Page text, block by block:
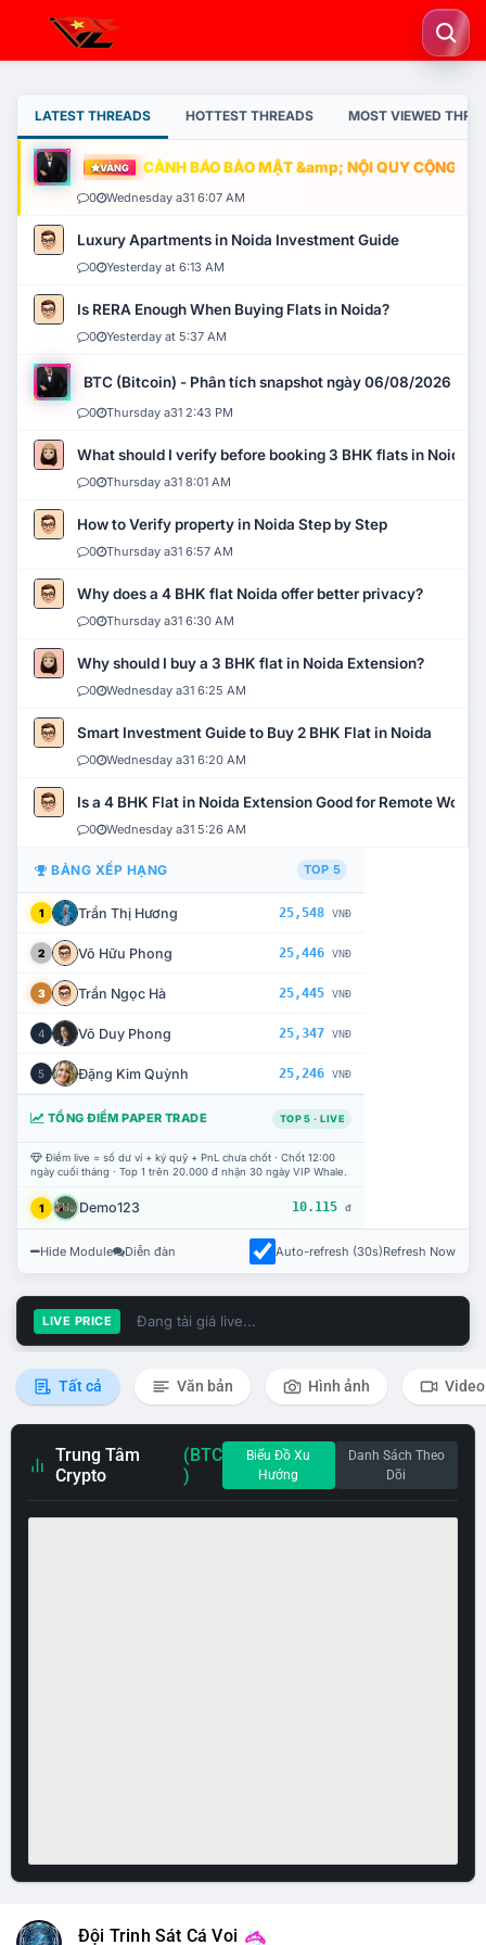
LATEST THREADS HOTTEST THREADS MOST VIEWED
VÀNG CẢNH BÁO BẢO MẬT &amp; NỘI QUY CỘNG
0 Wednesday a31 6:07 AM
Luxury Apartments in Noida Investment Guide
0 Yesterday at 6:13 AM
Is RERA Enough When Buying Flats in Noida?
0 Yesterday at 5:37 AM
BTC (Bitcoin) - Phân tích snapshot ngày 06/08/2026
0 Thursday a31 2:43 PM
What should I verify before booking 3 BHK flats in Noida?
0 Thursday a31 8:01 AM
How to Verify property in Noida Step by Step
0 Thursday a31 6:57 AM
Why does a 4 BHK flat Noida offer better privacy?
0 Thursday a31 6:30 AM
Why should I buy a 3 BHK flat in Noida Extension?
0 Wednesday a31 6:25 AM
Smart Investment Guide to Buy 2 BHK Flat in Noida
0 Wednesday a31 6:20 AM
Is a 4 BHK Flat in Noida Extension Good for Remote Work?
0 Wednesday a31 5:26 AM
BẢNG XẾP HẠNG TOP 5
1 Trần Thị Hương 25,548 VNĐ
2 Võ Hữu Phong 25,446 VNĐ
3 Trần Ngọc Hà 25,445 VNĐ
4 Võ Duy Phong 25,347 VNĐ
5 Đặng Kim Quỳnh 25,246 VNĐ
TỔNG ĐIỂM PAPER TRADE TOP 5 · LIVE
Điểm live = số dư ví + ký quỹ + PnL chưa chốt · Chốt 12:00
ngày cuối tháng · Top 1 trên 20.000 đ nhận 30 ngày VIP Whale.
1 Demo123 10.115 đ
Hide Module Diễn đàn Auto-refresh (30s)Refresh Now
LIVE PRICE Đang tải giá live...
Tất cả Văn bản Hình ảnh Video
Trung Tâm
Crypto
(BTC
)
Biểu Đồ Xu
Hướng
Danh Sách Theo
Dõi
Đội Trinh Sát Cá Voi